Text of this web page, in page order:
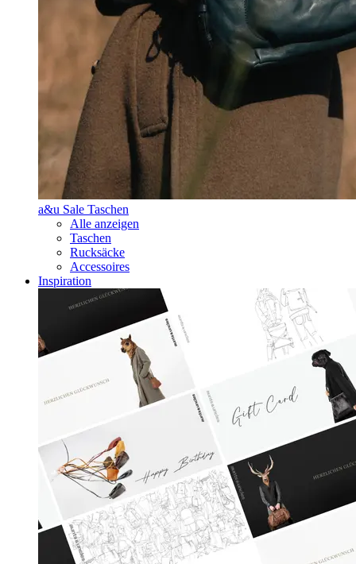
a&u Sale Taschen
Alle anzeigen
Taschen
Rucksäcke
Accessoires
Inspiration